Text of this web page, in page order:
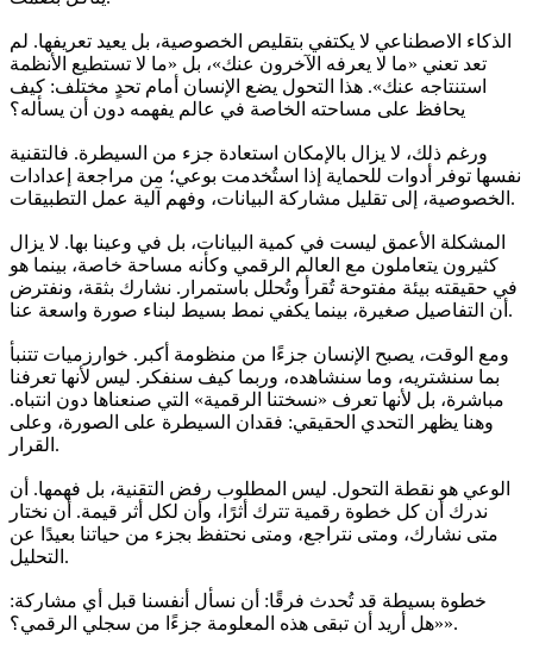
الذكاء الاصطناعي لا يكتفي بتقليص الخصوصية، بل يعيد تعريفها. لم
تعد تعني «ما لا يعرفه الآخرون عنك»، بل «ما لا تستطيع الأنظمة
استنتاجه عنك». هذا التحول يضع الإنسان أمام تحدٍ مختلف: كيف
يحافظ على مساحته الخاصة في عالم يفهمه دون أن يسأله؟
ورغم ذلك، لا يزال بالإمكان استعادة جزء من السيطرة. فالتقنية
نفسها توفر أدوات للحماية إذا استُخدمت بوعي؛ من مراجعة إعدادات
الخصوصية، إلى تقليل مشاركة البيانات، وفهم آلية عمل التطبيقات.
المشكلة الأعمق ليست في كمية البيانات، بل في وعينا بها. لا يزال
كثيرون يتعاملون مع العالم الرقمي وكأنه مساحة خاصة، بينما هو
في حقيقته بيئة مفتوحة تُقرأ وتُحلل باستمرار. نشارك بثقة، ونفترض
أن التفاصيل صغيرة، بينما يكفي نمط بسيط لبناء صورة واسعة عنا.
ومع الوقت، يصبح الإنسان جزءًا من منظومة أكبر. خوارزميات تتنبأ
بما سنشتريه، وما سنشاهده، وربما كيف سنفكر. ليس لأنها تعرفنا
مباشرة، بل لأنها تعرف «نسختنا الرقمية» التي صنعناها دون انتباه.
وهنا يظهر التحدي الحقيقي: فقدان السيطرة على الصورة، وعلى
القرار.
الوعي هو نقطة التحول. ليس المطلوب رفض التقنية، بل فهمها. أن
ندرك أن كل خطوة رقمية تترك أثرًا، وأن لكل أثر قيمة. أن نختار
متى نشارك، ومتى نتراجع، ومتى نحتفظ بجزء من حياتنا بعيدًا عن
التحليل.
خطوة بسيطة قد تُحدث فرقًا: أن نسأل أنفسنا قبل أي مشاركة:
«هل أريد أن تبقى هذه المعلومة جزءًا من سجلي الرقمي؟».